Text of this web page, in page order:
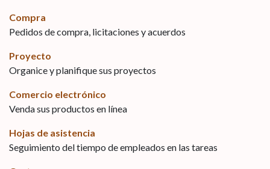
Compra
Pedidos de compra, licitaciones y acuerdos
Proyecto
Organice y planifique sus proyectos
Comercio electrónico
Venda sus productos en línea
Hojas de asistencia
Seguimiento del tiempo de empleados en las tareas